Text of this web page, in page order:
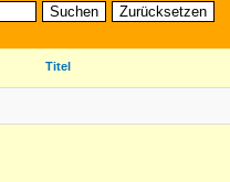
Suchen Zurücksetzen
Titel